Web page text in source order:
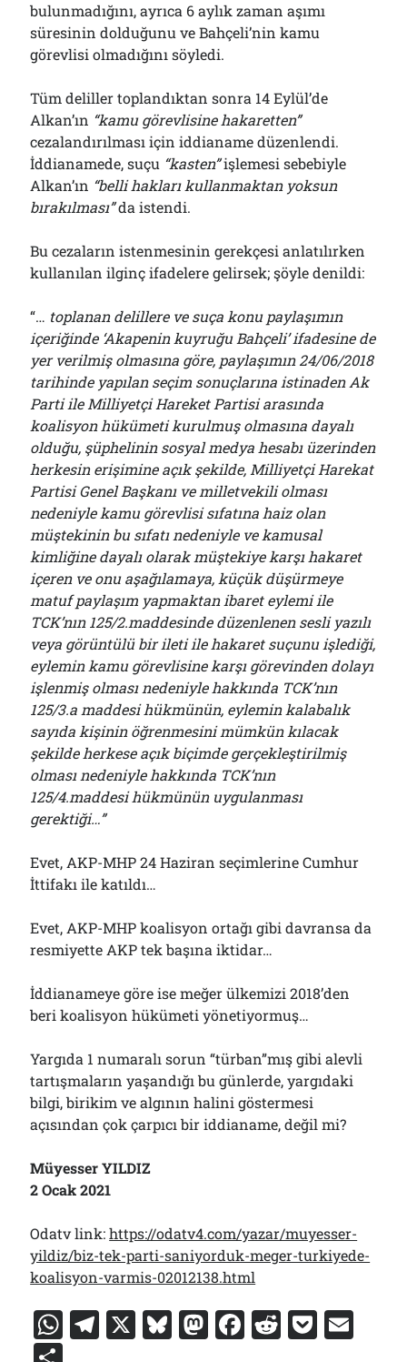
bulunmadığını, ayrıca 6 aylık zaman aşımı
süresinin dolduğunu ve Bahçeli’nin kamu
görevlisi olmadığını söyledi.
Tüm deliller toplandıktan sonra 14 Eylül’de
Alkan’ın “kamu görevlisine hakaretten”
cezalandırılması için iddianame düzenlendi.
İddianamede, suçu “kasten”işlemesi sebebiyle
Alkan’ın “belli hakları kullanmaktan yoksun
bırakılması”da istendi.
Bu cezaların istenmesinin gerekçesi anlatılırken
kullanılan ilginç ifadelere gelirsek; şöyle denildi:
“… toplanan delillere ve suça konu paylaşımın
içeriğinde ‘Akapenin kuyruğu Bahçeli’ ifadesine de
yer verilmiş olmasına göre, paylaşımın 24/06/2018
tarihinde yapılan seçim sonuçlarına istinaden Ak
Parti ile Milliyetçi Hareket Partisi arasında
koalisyon hükümeti kurulmuş olmasına dayalı
olduğu, şüphelinin sosyal medya hesabı üzerinden
herkesin erişimine açık şekilde, Milliyetçi Harekat
Partisi Genel Başkanı ve milletvekili olması
nedeniyle kamu görevlisi sıfatına haiz olan
müştekinin bu sıfatı nedeniyle ve kamusal
kimliğine dayalı olarak müştekiye karşı hakaret
içeren ve onu aşağılamaya, küçük düşürmeye
matuf paylaşım yapmaktan ibaret eylemi ile
TCK’nın 125/2.maddesinde düzenlenen sesli yazılı
veya görüntülü bir ileti ile hakaret suçunu işlediği,
eylemin kamu görevlisine karşı görevinden dolayı
işlenmiş olması nedeniyle hakkında TCK’nın
125/3.a maddesi hükmünün, eylemin kalabalık
sayıda kişinin öğrenmesini mümkün kılacak
şekilde herkese açık biçimde gerçekleştirilmiş
olması nedeniyle hakkında TCK’nın
125/4.maddesi hükmünün uygulanması
gerektiği…”
Evet, AKP-MHP 24 Haziran seçimlerine Cumhur
İttifakı ile katıldı…
Evet, AKP-MHP koalisyon ortağı gibi davransa da
resmiyette AKP tek başına iktidar…
İddianameye göre ise meğer ülkemizi 2018’den
beri koalisyon hükümeti yönetiyormuş…
Yargıda 1 numaralı sorun “türban”mış gibi alevli
tartışmaların yaşandığı bu günlerde, yargıdaki
bilgi, birikim ve algının halini göstermesi
açısından çok çarpıcı bir iddianame, değil mi?
Müyesser YILDIZ
2 Ocak 2021
Odatv link:https://odatv4.com/yazar/muyesser-
yildiz/biz-tek-parti-saniyorduk-meger-turkiyede-
koalisyon-varmis-02012138.html
W T X Bl M F R P